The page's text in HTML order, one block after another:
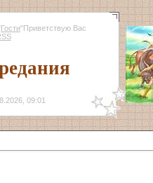
Гости"Приветствую Вас
09:01